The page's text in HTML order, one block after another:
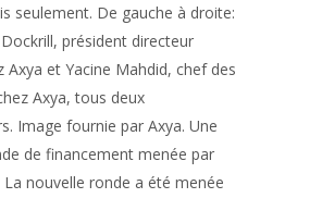
seulement. De gauche à droite:
président directeur
Axya et Yacine Mahdid, chef des
Axya, tous deux
Image fournie par Axya. Une
de financement menée par
La nouvelle ronde a été menée